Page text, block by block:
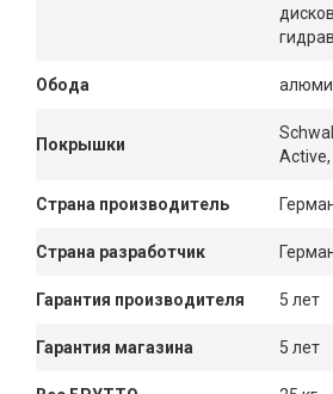
Обода
Покрышки
Active,
Страна производитель
Страна разработчик
Гарантия производителя 5 лет
Гарантия магазина 5 лет